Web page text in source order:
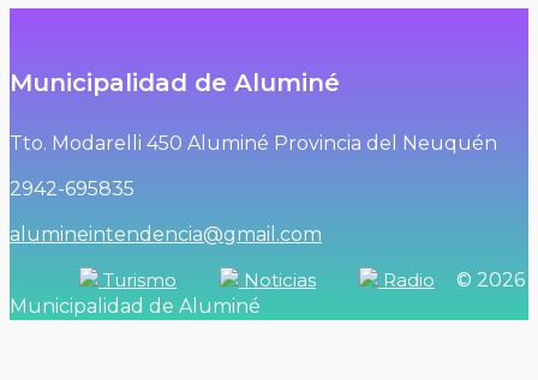
Municipalidad de Aluminé
Tto. Modarelli 450 Aluminé Provincia del Neuquén
2942-695835
alumineintendencia@gmail.com
Turismo
Noticias Radio
© 2026
Municipalidad de Aluminé